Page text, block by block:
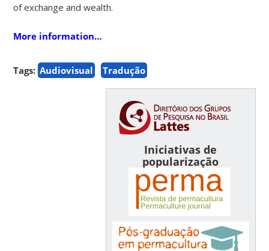
of exchange and wealth.
More information…
Tags: Audiovisual Tradução
Iniciativas de
popularização